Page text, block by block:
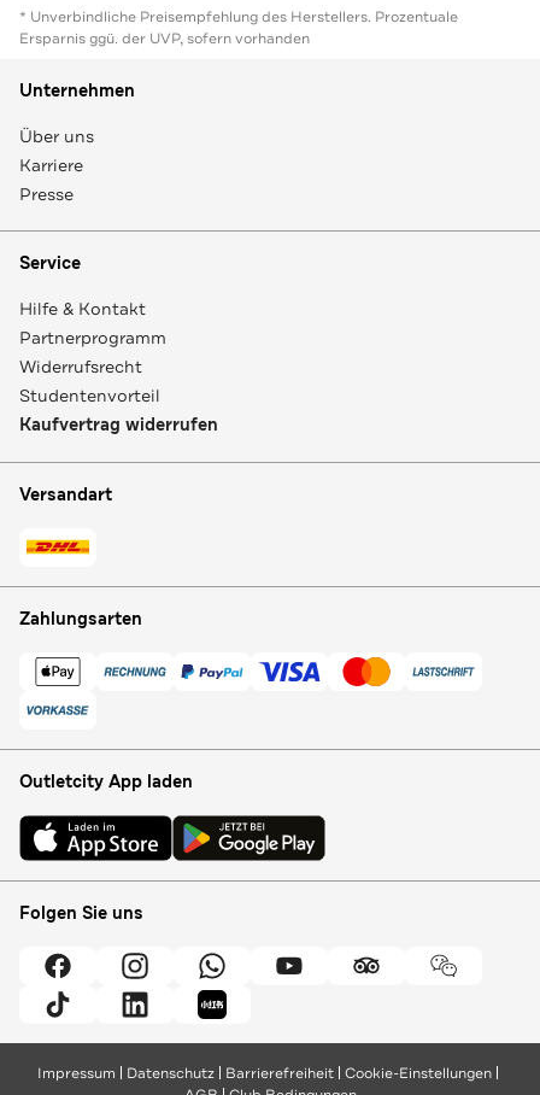
* Unverbindliche Preisempfehlung des Herstellers. Prozentuale
Ersparnis ggü. der UVP, sofern vorhanden
Unternehmen
Über uns
Karriere
Presse
Service
Hilfe & Kontakt
Partnerprogramm
Widerrufsrecht
Studentenvorteil
Kaufvertrag widerrufen
Versandart
Zahlungsarten
Outletcity App laden
Folgen Sie uns
Impressum Datenschutz Barrierefreiheit Cookie-Einstellungen